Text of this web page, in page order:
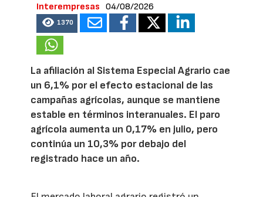
Interempresas
04/08/2026
1370
La afiliación al Sistema Especial Agrario cae
un 6,1% por el efecto estacional de las
campañas agrícolas, aunque se mantiene
estable en términos interanuales. El paro
agrícola aumenta un 0,17% en julio, pero
continúa un 10,3% por debajo del
registrado hace un año.